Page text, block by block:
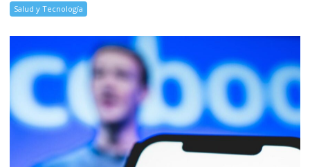
Salud y Tecnología